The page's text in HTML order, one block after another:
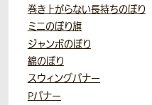
巻き上がらない長持ちのぼり
ミニのぼり旗
ジャンボのぼり
綿のぼり
スウィングバナー
Pバナー